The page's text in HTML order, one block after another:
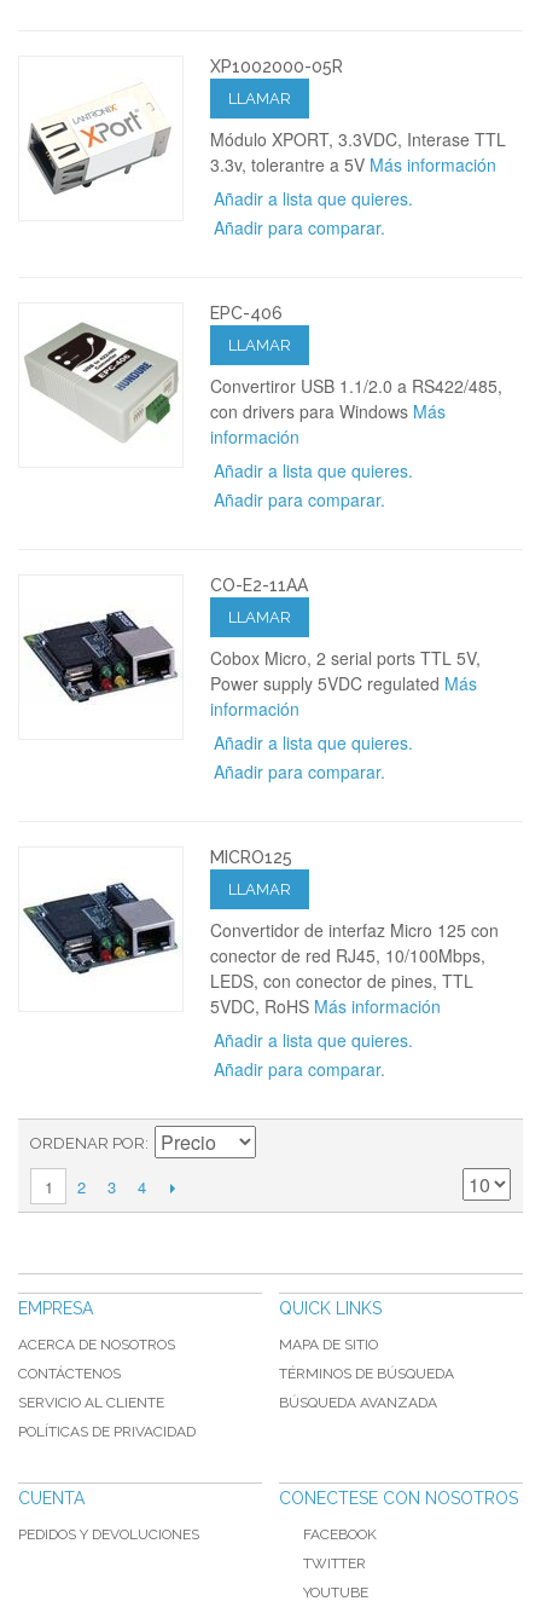
XP1002000-05R
LLAMAR
Módulo XPORT, 3.3VDC, Interase TTL
3.3v, tolerantre a 5V Más información
Añadir a lista que quieres.
Añadir para comparar.
EPC-406
LLAMAR
Convertiror USB 1.1/2.0 a RS422/485,
con drivers para Windows Más
información
Añadir a lista que quieres.
Añadir para comparar.
CO-E2-11AA
LLAMAR
Cobox Micro, 2 serial ports TTL 5V,
Power supply 5VDC regulated Más
información
Añadir a lista que quieres.
Añadir para comparar.
MICRO125
LLAMAR
Convertidor de interfaz Micro 125 con
conector de red RJ45, 10/100Mbps,
LEDS, con conector de pines, TTL
5VDC, RoHS Más información
Añadir a lista que quieres.
Añadir para comparar.
ORDENAR POR
1 2 3 4
EMPRESA
ACERCA DE NOSOTROS
CONTÁCTENOS
SERVICIO AL CLIENTE
POLÍTICAS DE PRIVACIDAD
QUICK LINKS
MAPA DE SITIO
TÉRMINOS DE BÚSQUEDA
BÚSQUEDA AVANZADA
CUENTA
PEDIDOS Y DEVOLUCIONES
CONECTESE CON NOSOTROS
FACEBOOK
TWITTER
YOUTUBE